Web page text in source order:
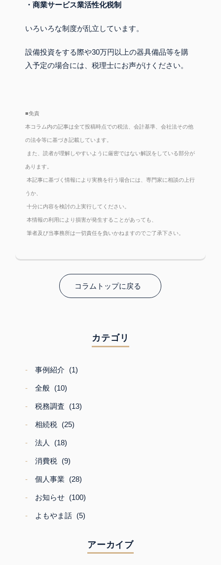
・商業サービス業活性化税制
いろいろな制度が乱立しています。
設備投資をする際や30万円以上の器具備品等を購
入予定の場合には、税理士にお声がけください。
■免責
本コラム内の記事は全て投稿時点での税法、会計基準、会社法その他
の法令等に基づき記載しています。
また、読者が理解しやすいように厳密ではない解説をしている部分が
あります。
本記事に基づく情報により実務を行う場合には、専門家に相談の上行
うか、
十分に内容を検討の上実行してください。
本情報の利用により損害が発生することがあっても、
筆者及び当事務所は一切責任を負いかねますのでご了承下さい。
コラムトップに戻る
カテゴリ
事例紹介 (1)
全般 (10)
税務調査 (13)
相続税 (25)
法人 (18)
消費税 (9)
個人事業 (28)
お知らせ (100)
よもやま話 (5)
アーカイブ